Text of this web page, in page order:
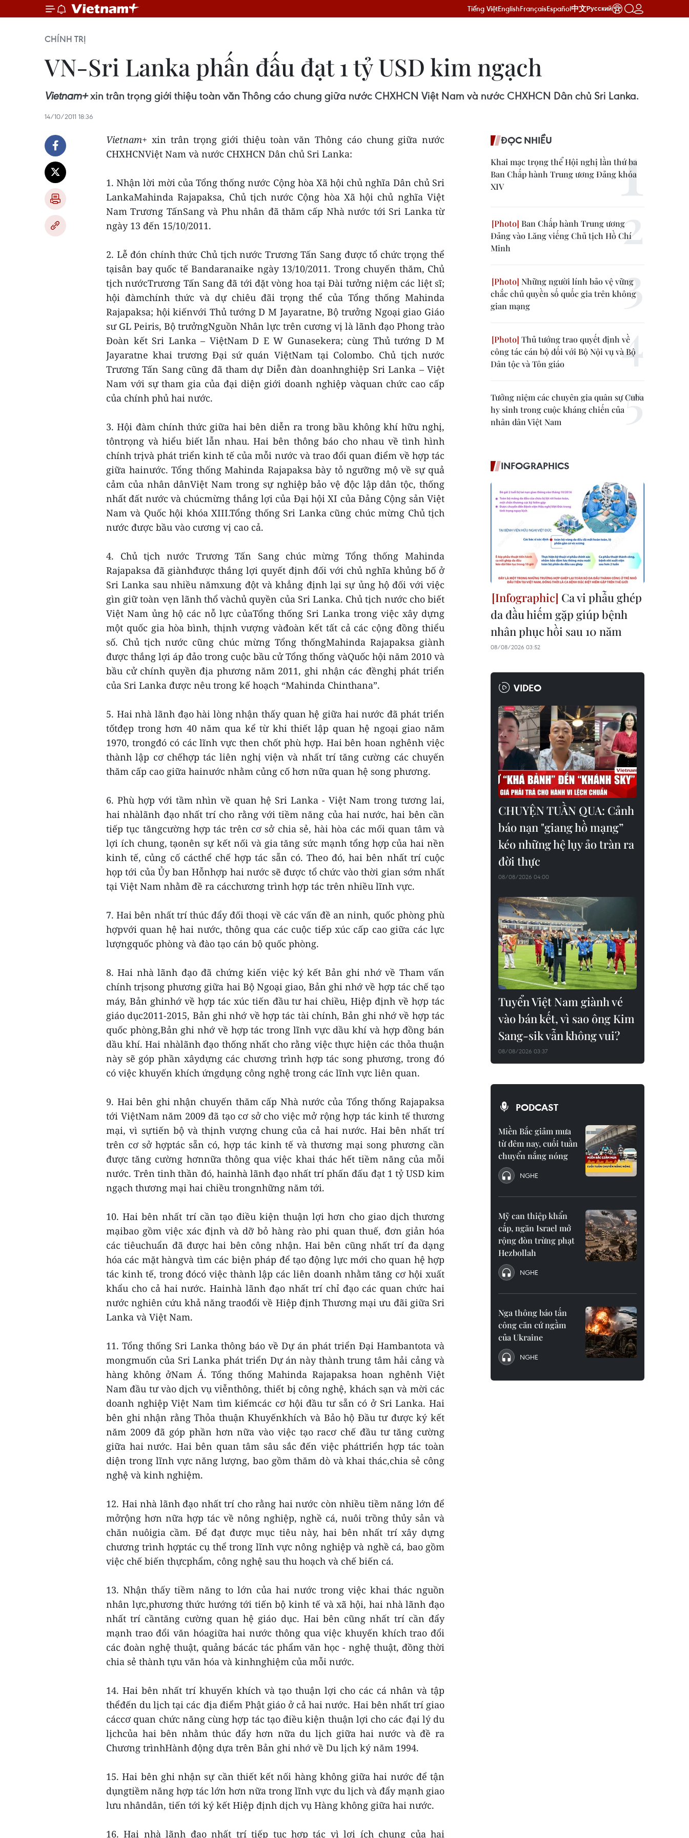
Tiếng ViệtEnglishFrançaisEspañol中文Русский
CHÍNH TRỊ
VN-Sri Lanka phấn đấu đạt 1 tỷ USD kim ngạch
Vietnam+xin trân trọng giới thiệu toàn văn Thông cáo chung giữa nước CHXHCN Việt Nam và nước CHXHCN Dân chủ Sri Lanka.
14/10/2011 18:36
Vietnam+ xin trân trọng giới thiệu toàn văn Thông cáo chung giữa nước
CHXHCNViệt Nam và nước CHXHCN Dân chủ Sri Lanka:
1. Nhận lời mời của Tổng thống nước Cộng hòa Xã hội chủ nghĩa Dân chủ Sri
LankaMahinda Rajapaksa, Chủ tịch nước Cộng hòa Xã hội chủ nghĩa Việt
Nam Trương TấnSang và Phu nhân đã thăm cấp Nhà nước tới Sri Lanka từ
ngày 13 đến 15/10/2011.
2. Lễ đón chính thức Chủ tịch nước Trương Tấn Sang được tổ chức trọng thể
tạisân bay quốc tế Bandaranaike ngày 13/10/2011. Trong chuyến thăm, Chủ
tịch nướcTrương Tấn Sang đã tới đặt vòng hoa tại Đài tưởng niệm các liệt sĩ;
hội đàmchính thức và dự chiêu đãi trọng thể của Tổng thống Mahinda
Rajapaksa; hội kiếnvới Thủ tướng D M Jayaratne, Bộ trưởng Ngoại giao Giáo
sư GL Peiris, Bộ trưởngNguồn Nhân lực trên cương vị là lãnh đạo Phong trào
Đoàn kết Sri Lanka – ViệtNam D E W Gunasekera; cùng Thủ tướng D M
Jayaratne khai trương Đại sứ quán ViệtNam tại Colombo. Chủ tịch nước
Trương Tấn Sang cũng đã tham dự Diễn đàn doanhnghiệp Sri Lanka – Việt
Nam với sự tham gia của đại diện giới doanh nghiệp vàquan chức cao cấp
của chính phủ hai nước.
3. Hội đàm chính thức giữa hai bên diễn ra trong bầu không khí hữu nghị,
tôntrọng và hiểu biết lẫn nhau. Hai bên thông báo cho nhau về tình hình
chính trịvà phát triển kinh tế của mỗi nước và trao đổi quan điểm về hợp tác
giữa hainước. Tổng thống Mahinda Rajapaksa bày tỏ ngưỡng mộ về sự quả
cảm của nhân dânViệt Nam trong sự nghiệp bảo vệ độc lập dân tộc, thống
nhất đất nước và chúcmừng thắng lợi của Đại hội XI của Đảng Cộng sản Việt
Nam và Quốc hội khóa XIII.Tổng thống Sri Lanka cũng chúc mừng Chủ tịch
nước được bầu vào cương vị cao cả.
4. Chủ tịch nước Trương Tấn Sang chúc mừng Tổng thống Mahinda
Rajapaksa đã giànhđược thắng lợi quyết định đối với chủ nghĩa khủng bố ở
Sri Lanka sau nhiều nămxung đột và khẳng định lại sự ủng hộ đối với việc
gìn giữ toàn vẹn lãnh thổ vàchủ quyền của Sri Lanka. Chủ tịch nước cho biết
Việt Nam ủng hộ các nỗ lực củaTổng thống Sri Lanka trong việc xây dựng
một quốc gia hòa bình, thịnh vượng vàđoàn kết tất cả các cộng đồng thiểu
số. Chủ tịch nước cũng chúc mừng Tổng thốngMahinda Rajapaksa giành
được thắng lợi áp đảo trong cuộc bầu cử Tổng thống vàQuốc hội năm 2010 và
bầu cử chính quyền địa phương năm 2011, ghi nhận các đềnghị phát triển
của Sri Lanka được nêu trong kế hoạch “Mahinda Chinthana”.
5. Hai nhà lãnh đạo hài lòng nhận thấy quan hệ giữa hai nước đã phát triển
tốtđẹp trong hơn 40 năm qua kể từ khi thiết lập quan hệ ngoại giao năm
1970, trongđó có các lĩnh vực then chốt phù hợp. Hai bên hoan nghênh việc
thành lập cơ chếhợp tác liên nghị viện và nhất trí tăng cường các chuyến
thăm cấp cao giữa hainước nhằm củng cố hơn nữa quan hệ song phương.
6. Phù hợp với tầm nhìn về quan hệ Sri Lanka - Việt Nam trong tương lai,
hai nhàlãnh đạo nhất trí cho rằng với tiềm năng của hai nước, hai bên cần
tiếp tục tăngcường hợp tác trên cơ sở chia sẻ, hài hòa các mối quan tâm và
lợi ích chung, tạonên sự kết nối và gia tăng sức mạnh tổng hợp của hai nền
kinh tế, củng cố cácthể chế hợp tác sẵn có. Theo đó, hai bên nhất trí cuộc
họp tới của Ủy ban Hỗnhợp hai nước sẽ được tổ chức vào thời gian sớm nhất
tại Việt Nam nhằm đề ra cácchương trình hợp tác trên nhiều lĩnh vực.
7. Hai bên nhất trí thúc đẩy đối thoại về các vấn đề an ninh, quốc phòng phù
hợpvới quan hệ hai nước, thông qua các cuộc tiếp xúc cấp cao giữa các lực
lượngquốc phòng và đào tạo cán bộ quốc phòng.
8. Hai nhà lãnh đạo đã chứng kiến việc ký kết Bản ghi nhớ về Tham vấn
chính trịsong phương giữa hai Bộ Ngoại giao, Bản ghi nhớ về hợp tác chế tạo
máy, Bản ghinhớ về hợp tác xúc tiến đầu tư hai chiều, Hiệp định về hợp tác
giáo dục2011-2015, Bản ghi nhớ về hợp tác tài chính, Bản ghi nhớ về hợp tác
quốc phòng,Bản ghi nhớ về hợp tác trong lĩnh vực dầu khí và hợp đồng bán
dầu khí. Hai nhàlãnh đạo thống nhất cho rằng việc thực hiện các thỏa thuận
này sẽ góp phần xâydựng các chương trình hợp tác song phương, trong đó
có việc khuyến khích ứngdụng công nghệ trong các lĩnh vực liên quan.
9. Hai bên ghi nhận chuyến thăm cấp Nhà nước của Tổng thống Rajapaksa
tới ViệtNam năm 2009 đã tạo cơ sở cho việc mở rộng hợp tác kinh tế thương
mại, vì sựtiến bộ và thịnh vượng chung của cả hai nước. Hai bên nhất trí
trên cơ sở hợptác sẵn có, hợp tác kinh tế và thương mại song phương cần
được tăng cường hơnnữa thông qua việc khai thác hết tiềm năng của mỗi
nước. Trên tinh thần đó, hainhà lãnh đạo nhất trí phấn đấu đạt 1 tỷ USD kim
ngạch thương mại hai chiều trongnhững năm tới.
10. Hai bên nhất trí cần tạo điều kiện thuận lợi hơn cho giao dịch thương
mạibao gồm việc xác định và dỡ bỏ hàng rào phi quan thuế, đơn giản hóa
các tiêuchuẩn đã được hai bên công nhận. Hai bên cũng nhất trí đa dạng
hóa các mặt hàngvà tìm các biện pháp để tạo động lực mới cho quan hệ hợp
tác kinh tế, trong đócó việc thành lập các liên doanh nhằm tăng cơ hội xuất
khẩu cho cả hai nước. Hainhà lãnh đạo nhất trí chỉ đạo các quan chức hai
nước nghiên cứu khả năng traođổi về Hiệp định Thương mại ưu đãi giữa Sri
Lanka và Việt Nam.
11. Tổng thống Sri Lanka thông báo về Dự án phát triển Đại Hambantota và
mongmuốn của Sri Lanka phát triển Dự án này thành trung tâm hải cảng và
hàng không ởNam Á. Tổng thống Mahinda Rajapaksa hoan nghênh Việt
Nam đầu tư vào dịch vụ viễnthông, thiết bị công nghệ, khách sạn và mời các
doanh nghiệp Việt Nam tìm kiếmcác cơ hội đầu tư sẵn có ở Sri Lanka. Hai
bên ghi nhận rằng Thỏa thuận Khuyếnkhích và Bảo hộ Đầu tư được ký kết
năm 2009 đã góp phần hơn nữa vào việc tạo racơ chế đầu tư tăng cường
giữa hai nước. Hai bên quan tâm sâu sắc đến việc pháttriển hợp tác toàn
diện trong lĩnh vực năng lượng, bao gồm thăm dò và khai thác,chia sẻ công
nghệ và kinh nghiệm.
12. Hai nhà lãnh đạo nhất trí cho rằng hai nước còn nhiều tiềm năng lớn để
mởrộng hơn nữa hợp tác về nông nghiệp, nghề cá, nuôi trồng thủy sản và
chăn nuôigia cầm. Để đạt được mục tiêu này, hai bên nhất trí xây dựng
chương trình hợptác cụ thể trong lĩnh vực nông nghiệp và nghề cá, bao gồm
việc chế biến thựcphẩm, công nghệ sau thu hoạch và chế biến cá.
13. Nhận thấy tiềm năng to lớn của hai nước trong việc khai thác nguồn
nhân lực,phương thức hướng tới tiến bộ kinh tế và xã hội, hai nhà lãnh đạo
nhất trí cầntăng cường quan hệ giáo dục. Hai bên cũng nhất trí cần đẩy
mạnh trao đổi văn hóagiữa hai nước thông qua việc khuyến khích trao đổi
các đoàn nghệ thuật, quảng bácác tác phẩm văn học - nghệ thuật, đồng thời
chia sẻ thành tựu văn hóa và kinhnghiệm của mỗi nước.
14. Hai bên nhất trí khuyến khích và tạo thuận lợi cho các cá nhân và tập
thểđến du lịch tại các địa điểm Phật giáo ở cả hai nước. Hai bên nhất trí giao
cáccơ quan chức năng cùng hợp tác tạo điều kiện thuận lợi cho các đại lý du
lịchcủa hai bên nhằm thúc đẩy hơn nữa du lịch giữa hai nước và đề ra
Chương trìnhHành động dựa trên Bản ghi nhớ về Du lịch ký năm 1994.
15. Hai bên ghi nhận sự cần thiết kết nối hàng không giữa hai nước để tận
dụngtiềm năng hợp tác lớn hơn nữa trong lĩnh vực du lịch và đẩy mạnh giao
lưu nhândân, tiến tới ký kết Hiệp định dịch vụ Hàng không giữa hai nước.
16. Hai nhà lãnh đạo nhất trí tiếp tục hợp tác vì lợi ích chung của hai
ĐỌC NHIỀU
Khai mạc trọng thể Hội nghị lần thứ ba
Ban Chấp hành Trung ương Đảng khóa
XIV
Ban Chấp hành Trung ương
Đảng vào Lăng viếng Chủ tịch Hồ Chí
Minh
Những người lính bảo vệ vững
chắc chủ quyền số quốc gia trên không
gian mạng
Thủ tướng trao quyết định về
công tác cán bộ đối với Bộ Nội vụ và Bộ
Dân tộc và Tôn giáo
Tưởng niệm các chuyên gia quân sự Cuba
hy sinh trong cuộc kháng chiến của
nhân dân Việt Nam
INFOGRAPHICS
Ca vi phẫu ghép
da đầu hiếm gặp giúp bệnh
nhân phục hồi sau 10 năm
08/08/2026 03:52
VIDEO
CHUYỆN TUẦN QUA: Cảnh
báo nạn "giang hồ mạng”
kéo những hệ lụy ảo tràn ra
đời thực
08/08/2026 04:00
Tuyển Việt Nam giành vé
vào bán kết, vì sao ông Kim
Sang-sik vẫn không vui?
08/08/2026 03:37
PODCAST
Miền Bắc giảm mưa
từ đêm nay, cuối tuần
chuyển nắng nóng
NGHE
Mỹ can thiệp khẩn
cấp, ngăn Israel mở
rộng đòn trừng phạt
Hezbollah
NGHE
Nga thông báo tấn
công căn cứ ngầm
của Ukraine
NGHE